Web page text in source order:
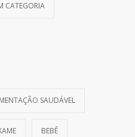
CATEGORIA
SAUDÁVEL
BEBÊ